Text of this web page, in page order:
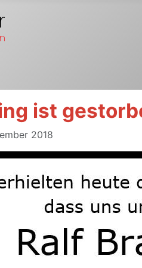
ist
2018